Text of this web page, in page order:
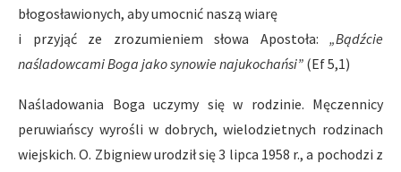
błogosławionych, aby umocnić naszą wiarę
i przyjąć ze zrozumieniem słowa Apostoła: „Bądźcie
naśladowcami Boga jako synowie najukochańsi” (Ef 5,1)
Naśladowania Boga uczymy się w rodzinie. Męczennicy
peruwiańscy wyrośli w dobrych, wielodzietnych rodzinach
wiejskich. O. Zbigniew urodził się 3 lipca 1958 r., a pochodzi z